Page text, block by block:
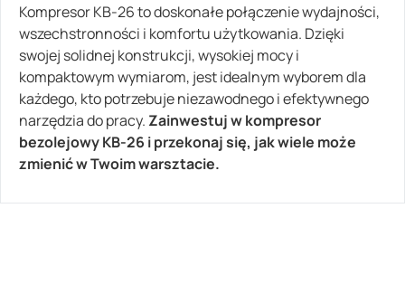
Kompresor KB-26 to doskonałe połączenie wydajności,
wszechstronności i komfortu użytkowania. Dzięki
swojej solidnej konstrukcji, wysokiej mocy i
kompaktowym wymiarom, jest idealnym wyborem dla
każdego, kto potrzebuje niezawodnego i efektywnego
narzędzia do pracy. Zainwestuj w kompresor
bezolejowy KB-26 i przekonaj się, jak wiele może
zmienić w Twoim warsztacie.